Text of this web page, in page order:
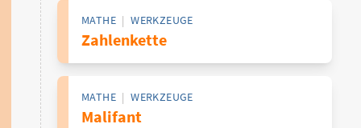
MATHE | WERKZEUGE
Zahlenkette
MATHE | WERKZEUGE
Malifant